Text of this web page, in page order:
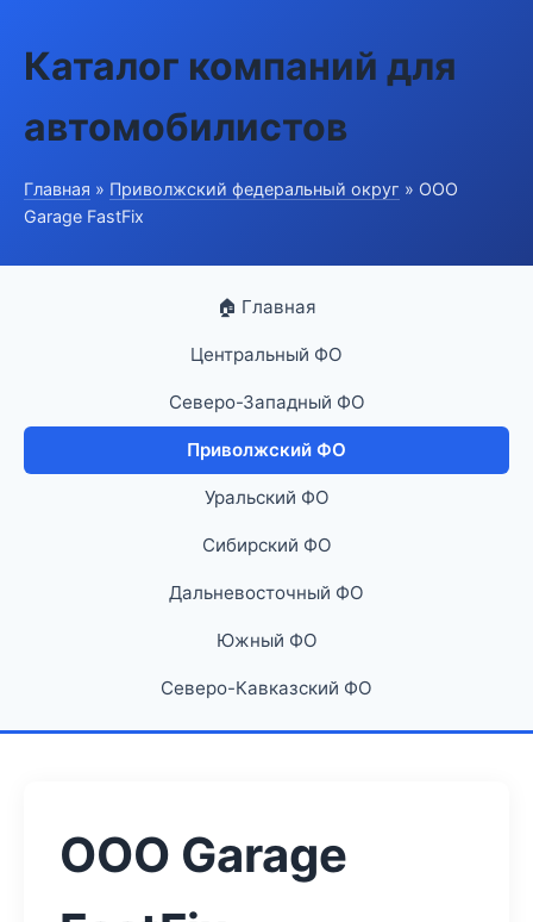
Каталог компаний для
автомобилистов
Главная » Приволжский федеральный округ » ООО
Garage FastFix
🏠 Главная
Центральный ФО
Северо-Западный ФО
Приволжский ФО
Уральский ФО
Сибирский ФО
Дальневосточный ФО
Южный ФО
Северо-Кавказский ФО
ООО Garage